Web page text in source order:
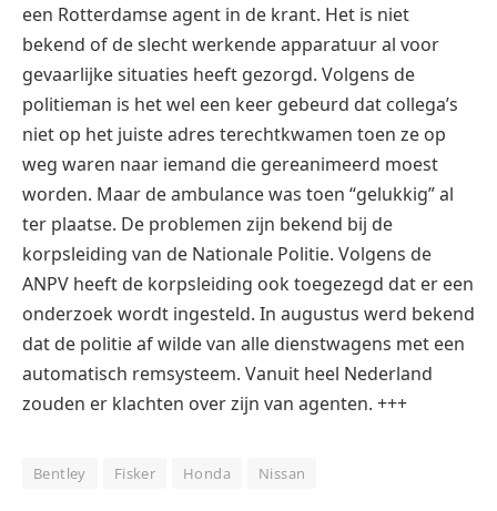
een Rotterdamse agent in de krant. Het is niet
bekend of de slecht werkende apparatuur al voor
gevaarlijke situaties heeft gezorgd. Volgens de
politieman is het wel een keer gebeurd dat collega’s
niet op het juiste adres terechtkwamen toen ze op
weg waren naar iemand die gereanimeerd moest
worden. Maar de ambulance was toen “gelukkig” al
ter plaatse. De problemen zijn bekend bij de
korpsleiding van de Nationale Politie. Volgens de
ANPV heeft de korpsleiding ook toegezegd dat er een
onderzoek wordt ingesteld. In augustus werd bekend
dat de politie af wilde van alle dienstwagens met een
automatisch remsysteem. Vanuit heel Nederland
zouden er klachten over zijn van agenten. +++
Bentley Fisker Honda Nissan